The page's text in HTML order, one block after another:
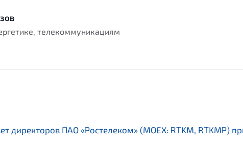
телекоммуникациям
директоров ПАО «Ростелеком» (MOEX: RTKM, RTKMP)